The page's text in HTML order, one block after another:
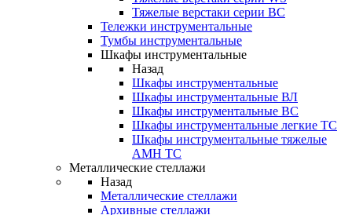
Тяжелые верстаки серии ВС
Тележки инструментальные
Тумбы инструментальные
Шкафы инструментальные
Назад
Шкафы инструментальные
Шкафы инструментальные ВЛ
Шкафы инструментальные ВС
Шкафы инструментальные легкие ТС
Шкафы инструментальные тяжелые
AMH TC
Металлические стеллажи
Назад
Металлические стеллажи
Архивные стеллажи